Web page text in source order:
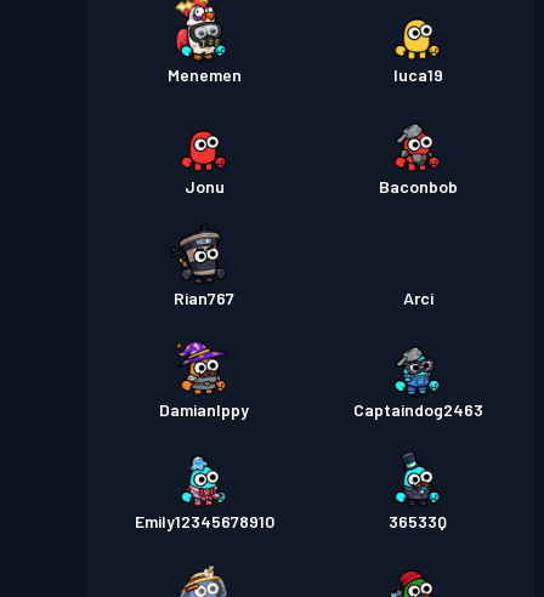
Menemen luca19
Jonu Baconbob
Rian767 Arci
DamianIppy Captaindog2463
Emily12345678910 36533Q